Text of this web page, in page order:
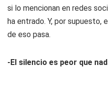
si lo mencionan en redes
ha entrado. Y, por supuesto,
de eso pasa.
-El silencio es peor que